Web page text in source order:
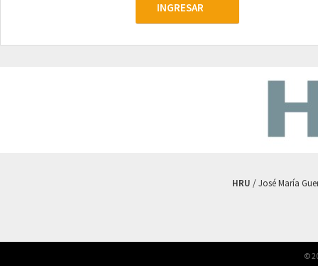
INGRESAR
HRU / José María
©